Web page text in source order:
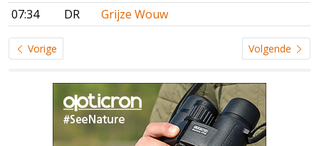
07:34
DR Grijze Wouw
Vorige Volgende